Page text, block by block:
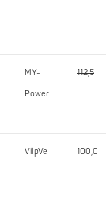
MY-
Power
112,5
VilpVe 100,0